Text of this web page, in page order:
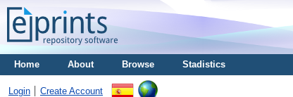
Home About Browse Stadistics
Login Create Account